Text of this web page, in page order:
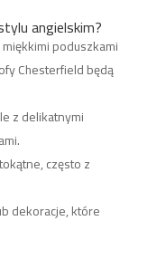
angielskim?
poduszkami
Chesterfield będą
z delikatnymi
często z
dekoracje, które